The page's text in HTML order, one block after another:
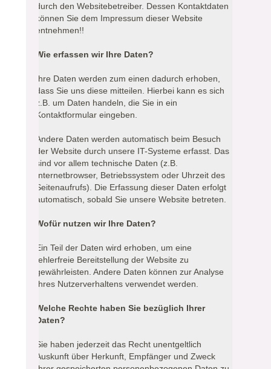
durch den Websitebetreiber. Dessen Kontaktdaten
können Sie dem Impressum dieser Website
entnehmen!!
Wie erfassen wir Ihre Daten?
Ihre Daten werden zum einen dadurch erhoben,
dass Sie uns diese mitteilen. Hierbei kann es sich
z.B. um Daten handeln, die Sie in ein
Kontaktformular eingeben.
Andere Daten werden automatisch beim Besuch
der Website durch unsere IT-Systeme erfasst. Das
sind vor allem technische Daten (z.B.
Internetbrowser, Betriebssystem oder Uhrzeit des
Seitenaufrufs). Die Erfassung dieser Daten erfolgt
automatisch, sobald Sie unsere Website betreten.
Wofür nutzen wir Ihre Daten?
Ein Teil der Daten wird erhoben, um eine
fehlerfreie Bereitstellung der Website zu
gewährleisten. Andere Daten können zur Analyse
Ihres Nutzerverhaltens verwendet werden.
Welche Rechte haben Sie bezüglich Ihrer
Daten?
Sie haben jederzeit das Recht unentgeltlich
Auskunft über Herkunft, Empfänger und Zweck